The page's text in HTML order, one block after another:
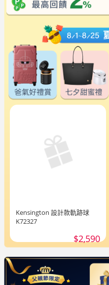
Kensington 設計款軌跡球
K72327
$2,590